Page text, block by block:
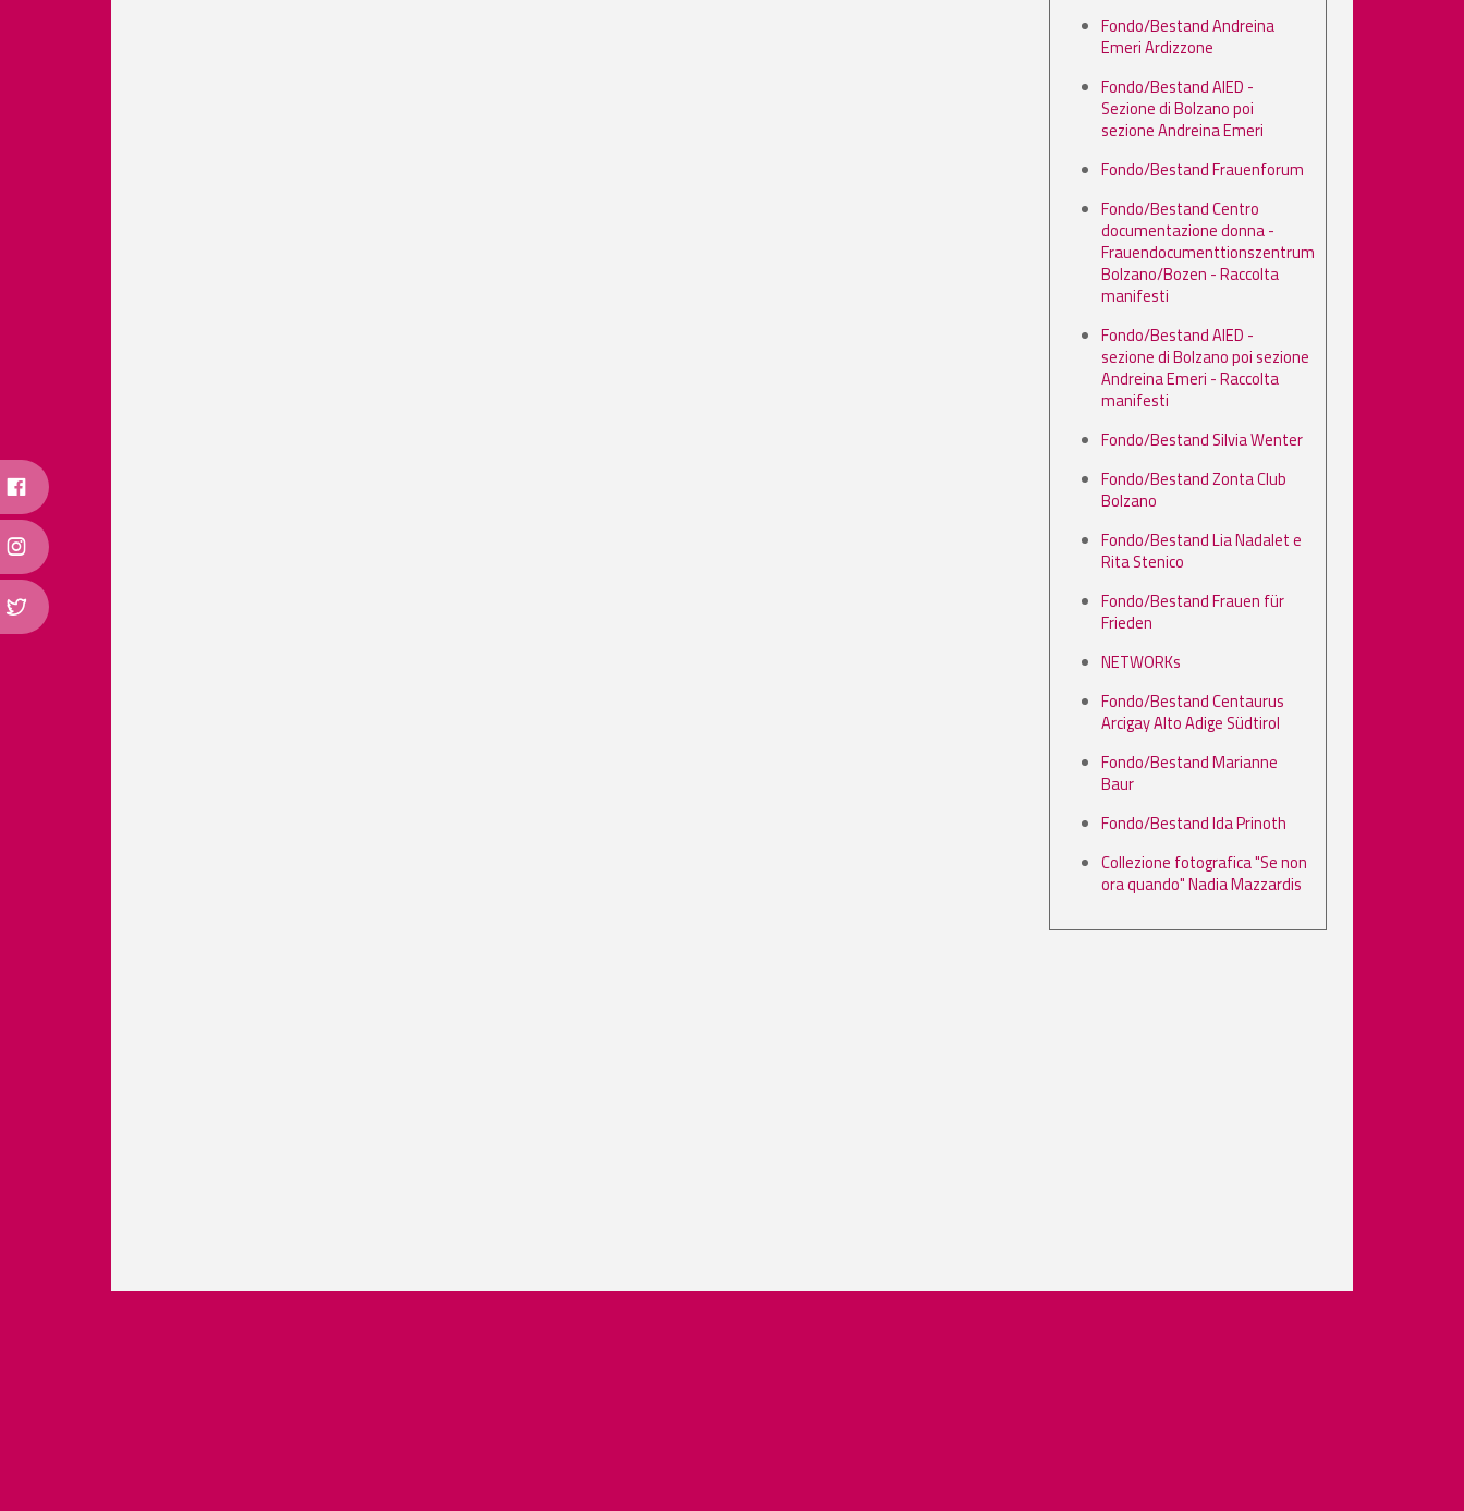
Fondo/Bestand Andreina
Emeri Ardizzone
Fondo/Bestand AIED -
Sezione di Bolzano poi
sezione Andreina Emeri
Fondo/Bestand Frauenforum
Fondo/Bestand Centro
documentazione donna -
Frauendocumenttionszentrum
Bolzano/Bozen - Raccolta
manifesti
Fondo/Bestand AIED -
sezione di Bolzano poi sezione
Andreina Emeri - Raccolta
manifesti
Fondo/Bestand Silvia Wenter
Fondo/Bestand Zonta Club
Bolzano
Fondo/Bestand Lia Nadalet e
Rita Stenico
Fondo/Bestand Frauen für
Frieden
NETWORKs
Fondo/Bestand Centaurus
Arcigay Alto Adige Südtirol
Fondo/Bestand Marianne
Baur
Fondo/Bestand Ida Prinoth
Collezione fotografica "Se non
ora quando" Nadia Mazzardis